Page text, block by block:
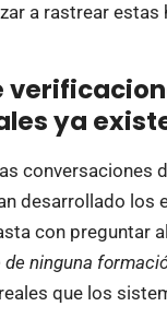
a rastrear
ya
conversaciones
desarrollado los
con preguntar
ninguna
que los